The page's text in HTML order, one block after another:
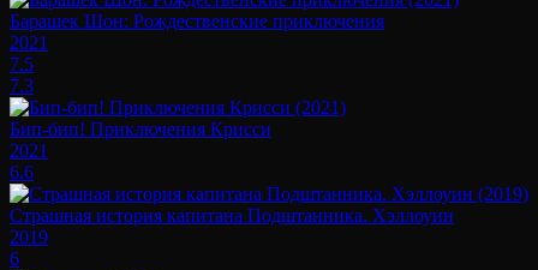
Барашек Шон: Рождественские приключения
2021
7.5
7.3
Бип-бип! Приключения Крисси
2021
6.6
Страшная история капитана Подштанника. Хэллоуин
2019
6